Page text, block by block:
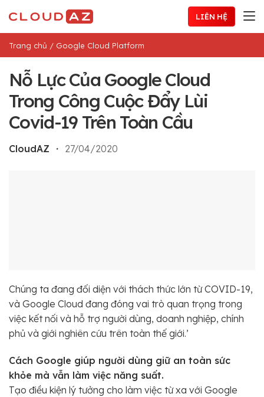
đến
nội
dung
LIÊN HỆ
Trang chủ / Google Cloud Platform
Nỗ Lực Của Google Cloud
Trong Công Cuộc Đẩy Lùi
Covid-19 Trên Toàn Cầu
CloudAZ ・ 27/04/2020
Chúng ta đang đối diện với thách thức lớn từ COVID-19,
và Google Cloud đang đóng vai trò quan trọng trong
việc kết nối và hỗ trợ người dùng, doanh nghiệp, chính
phủ và giới nghiên cứu trên toàn thế giới.’
Cách Google giúp người dùng giữ an toàn sức
khỏe mà vẫn làm việc năng suất.
Tạo điều kiện lý tưởng cho làm việc từ xa với Google